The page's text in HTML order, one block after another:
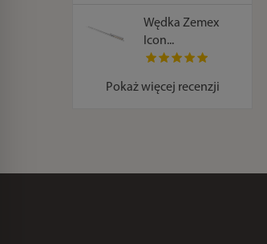
Wędka Zemex
Icon...
Pokaż więcej recenzji